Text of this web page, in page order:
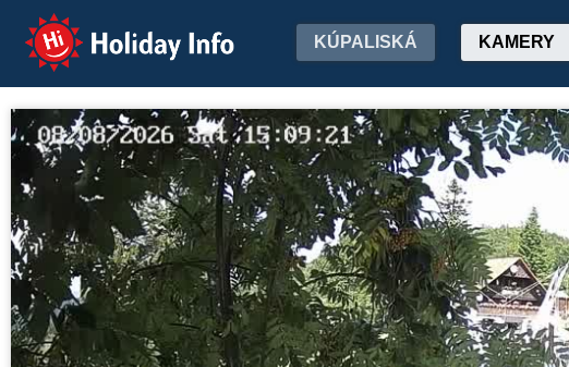
Holiday Info KÚPALISKÁ KAMERY